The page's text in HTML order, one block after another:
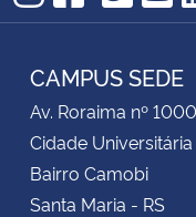
Instagram
TikTok
CAMPUS SEDE
Av. Roraima nº 1000
Cidade Universitária
Bairro Camobi
Santa Maria - RS